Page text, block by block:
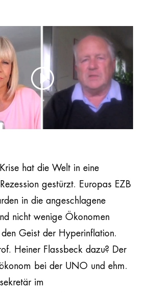
hat die Welt in eine
gestürzt. Europas EZB
in die angeschlagene
nicht wenige Ökonomen
Geist der Hyperinflation.
Heiner Flassbeck dazu? Der
bei der UNO und ehm.
im